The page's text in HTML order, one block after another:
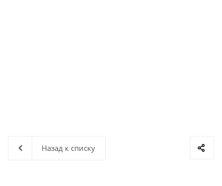
Назад к списку